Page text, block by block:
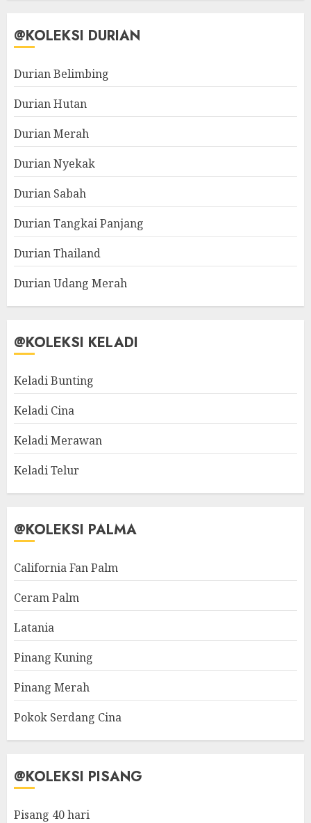
@KOLEKSI DURIAN
Durian Belimbing
Durian Hutan
Durian Merah
Durian Nyekak
Durian Sabah
Durian Tangkai Panjang
Durian Thailand
Durian Udang Merah
@KOLEKSI KELADI
Keladi Bunting
Keladi Cina
Keladi Merawan
Keladi Telur
@KOLEKSI PALMA
California Fan Palm
Ceram Palm
Latania
Pinang Kuning
Pinang Merah
Pokok Serdang Cina
@KOLEKSI PISANG
Pisang 40 hari